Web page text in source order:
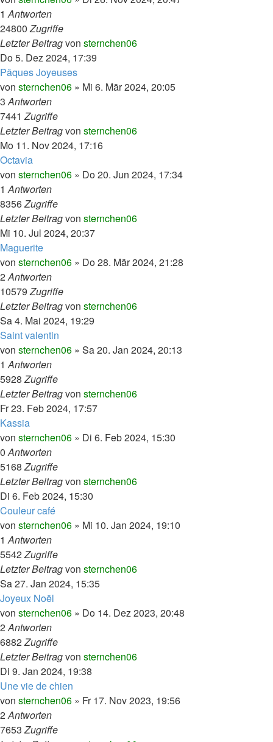
1Antworten
24800Zugriffe
Letzter Beitragvon sternchen06
Do 5. Dez 2024, 17:39
Pâques Joyeuses
von sternchen06 » Mi 6. Mär 2024, 20:05
3Antworten
7441Zugriffe
Letzter Beitragvon sternchen06
Mo 11. Nov 2024, 17:16
Octavia
von sternchen06 » Do 20. Jun 2024, 17:34
1Antworten
8356Zugriffe
Letzter Beitragvon sternchen06
Mi 10. Jul 2024, 20:37
Maguerite
von sternchen06 » Do 28. Mär 2024, 21:28
2Antworten
10579Zugriffe
Letzter Beitragvon sternchen06
Sa 4. Mai 2024, 19:29
Saint valentin
von sternchen06 » Sa 20. Jan 2024, 20:13
1Antworten
5928Zugriffe
Letzter Beitragvon sternchen06
Fr 23. Feb 2024, 17:57
Kassia
von sternchen06 » Di 6. Feb 2024, 15:30
0Antworten
5168Zugriffe
Letzter Beitragvon sternchen06
Di 6. Feb 2024, 15:30
Couleur café
von sternchen06 » Mi 10. Jan 2024, 19:10
1Antworten
5542Zugriffe
Letzter Beitragvon sternchen06
Sa 27. Jan 2024, 15:35
Joyeux Noël
von sternchen06 » Do 14. Dez 2023, 20:48
2Antworten
6882Zugriffe
Letzter Beitragvon sternchen06
Di 9. Jan 2024, 19:38
Une vie de chien
von sternchen06 » Fr 17. Nov 2023, 19:56
2Antworten
7653Zugriffe